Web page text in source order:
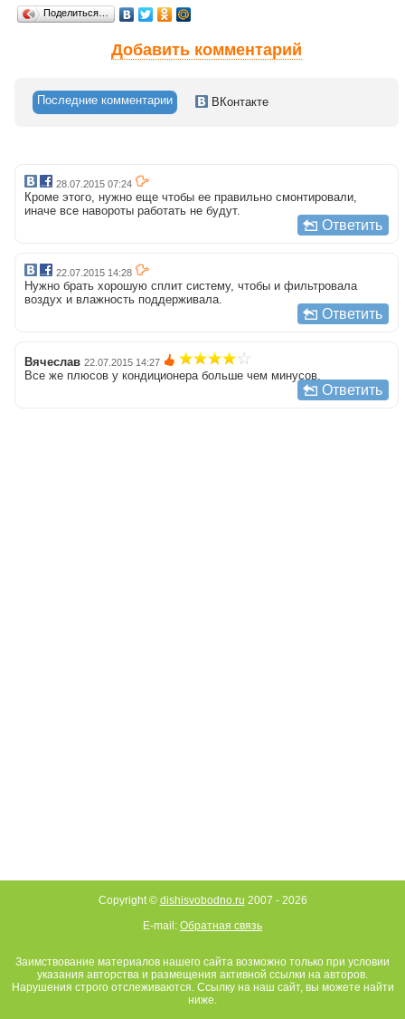
Поделиться…
Добавить комментарий
Последние комментарии ВКонтакте
28.07.2015 07:24
Кроме этого, нужно еще чтобы ее правильно смонтировали,
иначе все навороты работать не будут.
Ответить
22.07.2015 14:28
Нужно брать хорошую сплит систему, чтобы и фильтровала
воздух и влажность поддерживала.
Ответить
Вячеслав 22.07.2015 14:27
Все же плюсов у кондиционера больше чем минусов.
Ответить
Copyright © dishisvobodno.ru 2007 - 2026
E-mail: Обратная связь
Заимствование материалов нашего сайта возможно только при условии
указания авторства и размещения активной ссылки на авторов.
Нарушения строго отслеживаются. Ссылку на наш сайт, вы можете найти
ниже.